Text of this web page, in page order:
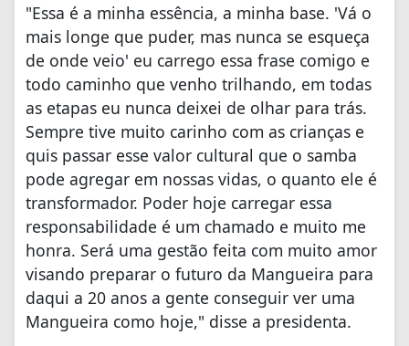
"Essa é a minha essência, a minha base. 'Vá o
mais longe que puder, mas nunca se esqueça
de onde veio' eu carrego essa frase comigo e
todo caminho que venho trilhando, em todas
as etapas eu nunca deixei de olhar para trás.
Sempre tive muito carinho com as crianças e
quis passar esse valor cultural que o samba
pode agregar em nossas vidas, o quanto ele é
transformador. Poder hoje carregar essa
responsabilidade é um chamado e muito me
honra. Será uma gestão feita com muito amor
visando preparar o futuro da Mangueira para
daqui a 20 anos a gente conseguir ver uma
Mangueira como hoje," disse a presidenta.